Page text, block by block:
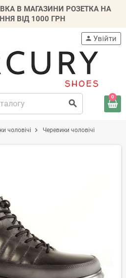
В МАГАЗИНИ РОЗЕТКА НА
ВІД 1000 ГРН
search
person Увійти
0
чоловічі chevron_right Черевики чоловічі